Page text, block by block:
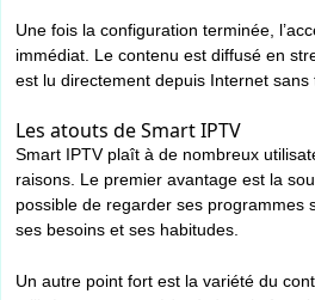
Une fois la configuration terminée,
immédiat. Le contenu est diffusé en
est lu directement depuis Internet sans
Les atouts de Smart IPTV
Smart IPTV plaît à de nombreux
raisons. Le premier avantage est la
possible de regarder ses programmes
ses besoins et ses habitudes.
Un autre point fort est la variété du